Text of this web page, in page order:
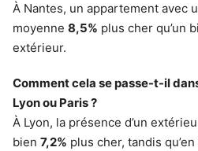
À Nantes, un appartement avec
moyenne 8,5% plus cher qu’un
extérieur.
Comment cela se passe-t-il
Lyon ou Paris ?
À Lyon, la présence d’un
bien 7,2% plus cher, tandis